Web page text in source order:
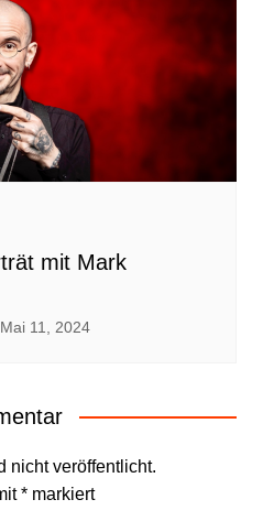
mit Mark
Mai 11, 2024
nicht veröffentlicht.
*markiert